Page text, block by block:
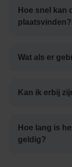
Hoe snel kan
plaatsvinden?
Wat als er
Kan ik erbij
Hoe lang is
geldig?